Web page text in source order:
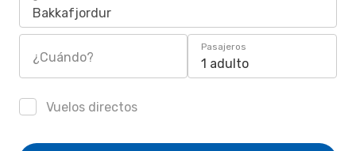
Bakkafjordur
¿Cuándo?
Pasajeros
1 adulto
Vuelos directos